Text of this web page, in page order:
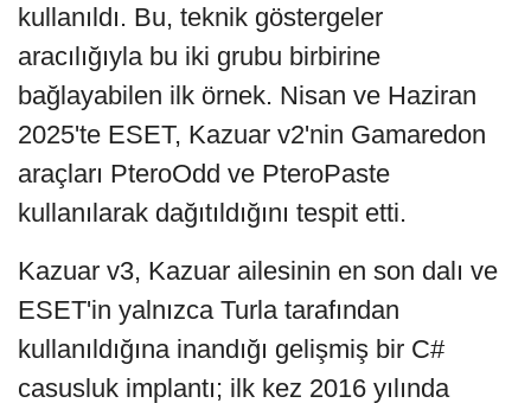
kullanıldı. Bu, teknik göstergeler
aracılığıyla bu iki grubu birbirine
bağlayabilen ilk örnek. Nisan ve Haziran
2025'te ESET, Kazuar v2'nin Gamaredon
araçları PteroOdd ve PteroPaste
kullanılarak dağıtıldığını tespit etti.
Kazuar v3, Kazuar ailesinin en son dalı ve
ESET'in yalnızca Turla tarafından
kullanıldığına inandığı gelişmiş bir C#
casusluk implantı; ilk kez 2016 yılında